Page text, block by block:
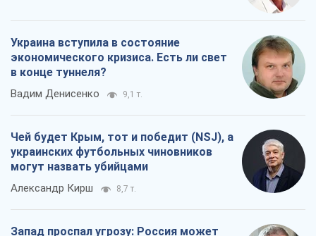
Украина вступила в состояние
экономического кризиса. Есть ли свет
в конце туннеля?
Вадим Денисенко 9,1 т.
Чей будет Крым, тот и победит (NSJ), а
украинских футбольных чиновников
могут назвать убийцами
Александр Кирш 8,7 т.
Запад проспал угрозу: Россия может